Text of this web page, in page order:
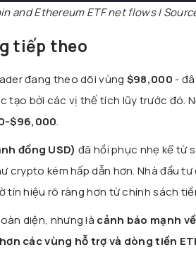
and Ethereum ETF net flows |
tiếp theo
đang theo dõi vùng $98,000 -
tạo bởi các vị thế tích lũy trước đó.
$96,000.
đồng USD) đã hồi phục nhẹ kể từ
crypto kém hấp dẫn hơn. Nhà đầu
tín hiệu rõ ràng hơn từ chính sách
diện, nhưng là cảnh báo mạnh
các vùng hỗ trợ và dòng tiền